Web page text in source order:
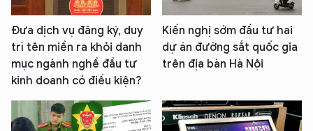
Đưa dịch vụ đăng ký, duy
trì tên miền ra khỏi danh
mục ngành nghề đầu tư
kinh doanh có điều kiện?
Kiến nghị sớm đầu tư hai
dự án đường sắt quốc gia
trên địa bàn Hà Nội